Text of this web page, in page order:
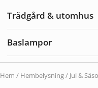
Trädgård & utomhus
Baslampor
Hem / Hembelysning/ Jul &